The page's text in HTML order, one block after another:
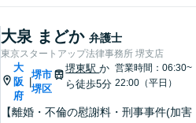
大泉 まどか 弁護士
東京スタートアップ法律事務所 堺支店
大
阪
府
|
堺市
堺区
堺東駅か
ら徒歩5分
営業時間：06:30~
22:00（平日）
【離婚・不倫の慰謝料・刑事事件(加害